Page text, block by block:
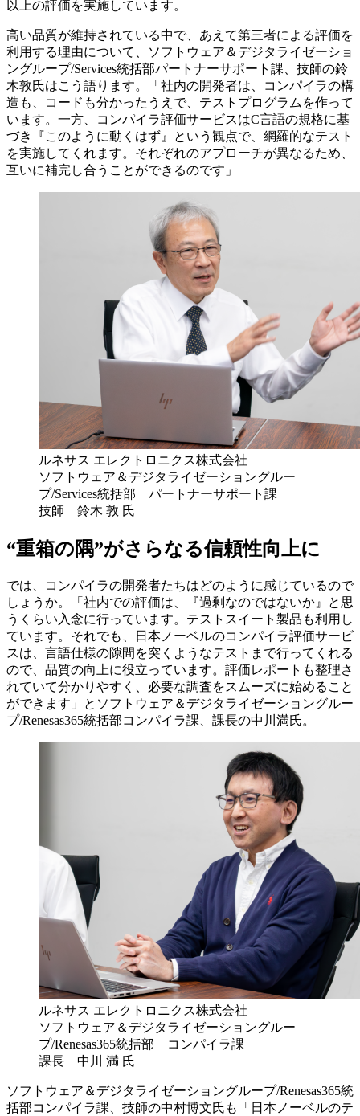
以上の評価を実施しています。
高い品質が維持されている中で、あえて第三者による評価を
利用する理由について、ソフトウェア＆デジタライゼーショ
ングループ/Services統括部パートナーサポート課、技師の鈴
木敦氏はこう語ります。「社内の開発者は、コンパイラの構
造も、コードも分かったうえで、テストプログラムを作って
います。一方、コンパイラ評価サービスはC言語の規格に基
づき『このように動くはず』という観点で、網羅的なテスト
を実施してくれます。それぞれのアプローチが異なるため、
互いに補完し合うことができるのです」
ルネサス エレクトロニクス株式会社
ソフトウェア＆デジタライゼーショングルー
プ/Services統括部 パートナーサポート課
技師 鈴木 敦 氏
“重箱の隅”がさらなる信頼性向上に
では、コンパイラの開発者たちはどのように感じているので
しょうか。「社内での評価は、『過剰なのではないか』と思
うくらい入念に行っています。テストスイート製品も利用し
ています。それでも、日本ノーベルのコンパイラ評価サービ
スは、言語仕様の隙間を突くようなテストまで行ってくれる
ので、品質の向上に役立っています。評価レポートも整理さ
れていて分かりやすく、必要な調査をスムーズに始めること
ができます」とソフトウェア＆デジタライゼーショングルー
プ/Renesas365統括部コンパイラ課、課長の中川満氏。
ルネサス エレクトロニクス株式会社
ソフトウェア＆デジタライゼーショングルー
プ/Renesas365統括部 コンパイラ課
課長 中川 満 氏
ソフトウェア＆デジタライゼーショングループ/Renesas365統
括部コンパイラ課、技師の中村博文氏も「日本ノーベルのテ